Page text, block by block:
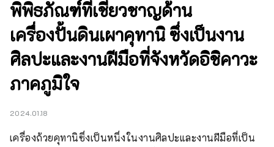
พิพิธภัณฑ์ที่เชี่ยวชาญด้าน
เครื่องปั้นดินเผาคุทานิ ซึ่งเป็นงาน
ศิลปะและงานฝีมือที่จังหวัดอิชิคาวะ
ภาคภูมิใจ
2024.01.18
เครื่องถ้วยคุทานิซึ่งเป็นหนึ่งในงานศิลปะและงานฝีมือที่เป็น